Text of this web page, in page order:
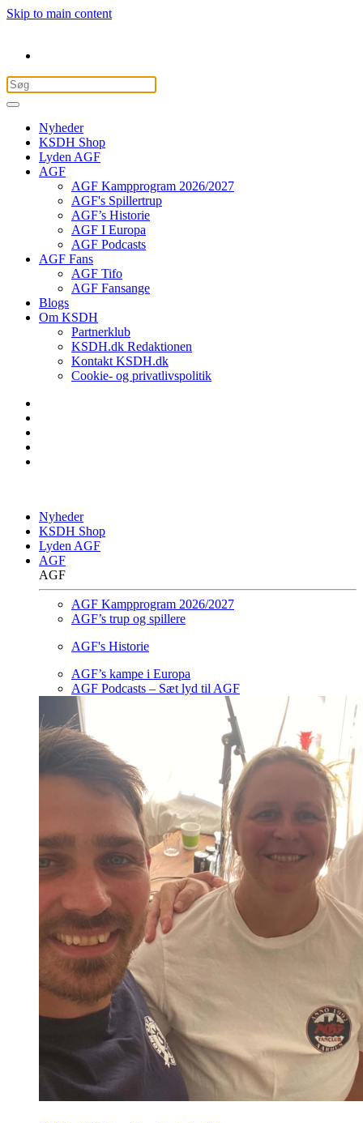
Skip to main content
Nyheder
KSDH Shop
Lyden AGF
AGF
AGF Kampprogram 2026/2027
AGF's Spillertrup
AGF’s Historie
AGF I Europa
AGF Podcasts
AGF Fans
AGF Tifo
AGF Fansange
Blogs
Om KSDH
Partnerklub
KSDH.dk Redaktionen
Kontakt KSDH.dk
Cookie- og privatlivspolitik
Nyheder
KSDH Shop
Lyden AGF
AGF
AGF
AGF Kampprogram 2026/2027
AGF’s trup og spillere
AGF's Historie
AGF’s kampe i Europa
AGF Podcasts – Sæt lyd til AGF